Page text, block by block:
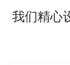
我们精心